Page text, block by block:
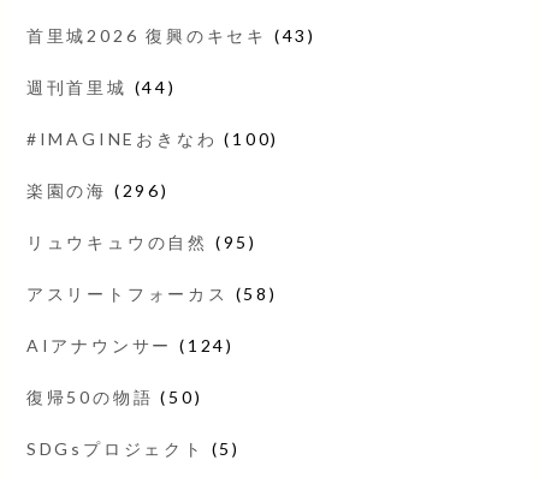
首里城2026 復興のキセキ (43)
週刊首里城 (44)
#IMAGINEおきなわ (100)
楽園の海 (296)
リュウキュウの自然 (95)
アスリートフォーカス (58)
AIアナウンサー (124)
復帰50の物語 (50)
SDGsプロジェクト (5)